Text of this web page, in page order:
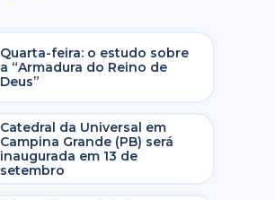
Quarta-feira: o estudo sobre
a “Armadura do Reino de
Deus”
Catedral da Universal em
Campina Grande (PB) será
inaugurada em 13 de
setembro